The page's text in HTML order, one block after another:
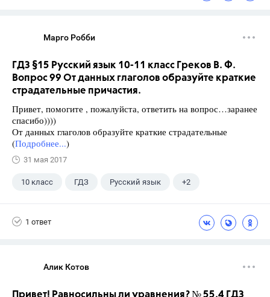
Марго Робби
ГДЗ §15 Русский язык 10-11 класс Греков В. Ф.
Вопрос 99 От данных глаголов образуйте краткие
страдательные причастия.
Привет, помогите , пожалуйста, ответить на вопрос…заранее
спасибо))))
От данных глаголов образуйте краткие страдательные
(Подробнее...)
31 мая 2017
10 класс ГДЗ Русский язык +2
1 ответ
Алик Котов
Привет! Равносильны ли уравнения? № 55.4 ГДЗ